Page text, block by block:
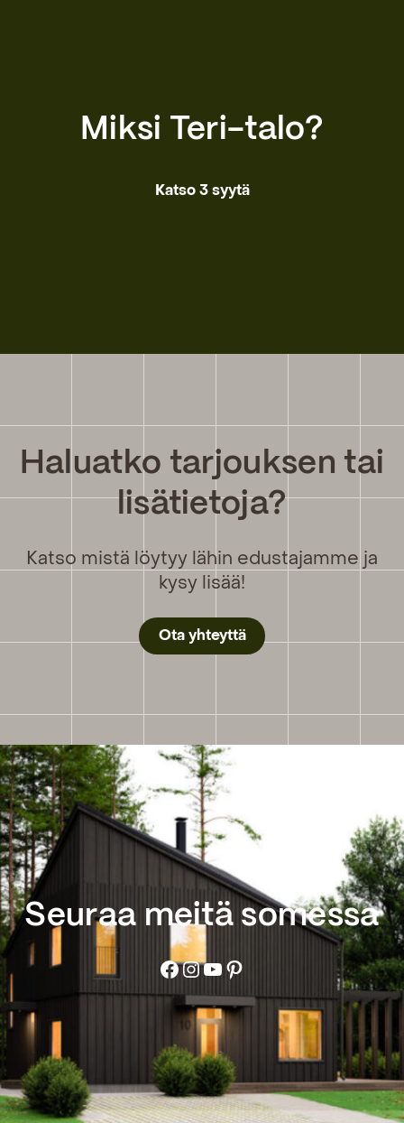
Miksi Teri-talo?
Katso 3 syytä
Haluatko tarjouksen tai
lisätietoja?
Katso mistä löytyy lähin edustajamme ja
kysy lisää!
Ota yhteyttä
Seuraa meitä somessa
Facebook
Instagram
YouTube
Pinterest